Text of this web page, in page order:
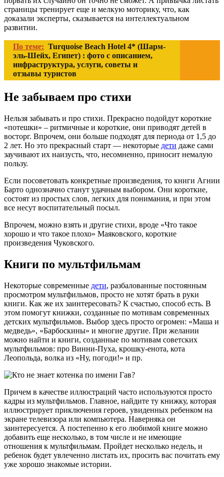
страницы тренирует еще и мелкую моторику, что, как
доказали эксперты, сказывается на интеллектуальном
развитии.
По теме: Turquoise Beach Hotel 4* (Шарм-
эль-Шейх, Египет) : фото с описанием,
инфраструктура, услуги, советы и
отзывы туристов
Не забываем про стихи
Нельзя забывать и про стихи. Прекрасно подойдут короткие
«потешки» – ритмичные и короткие, они приводят детей в
восторг. Впрочем, они больше подходят для периода от 1,5 до
2 лет. Но это прекрасный старт — некоторые дети даже сами
заучивают их наизусть, что, несомненно, приносит немалую
пользу.
Если посоветовать конкретные произведения, то книги Агнии
Барто однозначно станут удачным выбором. Они короткие,
состоят из простых слов, легких для понимания, и при этом
все несут воспитательный посыл.
Впрочем, можно взять и другие стихи, вроде «Что такое
хорошо и что такое плохо» Маяковского, короткие
произведения Чуковского.
Книги по мультфильмам
Некоторые современные дети, разбалованные постоянным
просмотром мультфильмов, просто не хотят брать в руки
книги. Как же их заинтересовать? К счастью, способ есть. В
этом помогут книжки, созданные по мотивам современных
детских мультфильмов. Выбор здесь просто огромен: «Маша и
медведь», «Барбоскины» и многие другие. При желании
можно найти и книги, созданные по мотивам советских
мультфильмов: про Винни-Пуха, крошку-енота, кота
Леопольда, волка из «Ну, погоди!» и пр.
Причем в качестве иллюстраций часто используются просто
кадры из мультфильмов. Главное, найдите ту книжку, которая
иллюстрирует приключения героев, увиденных ребенком на
экране телевизора или компьютера. Наверняка он
заинтересуется. А постепенно к его любимой книге можно
добавить еще несколько, в том числе и не имеющие
отношения к мультфильмам. Пройдет несколько недель, и
ребенок будет увлеченно листать их, просить вас почитать ему
уже хорошо знакомые истории.